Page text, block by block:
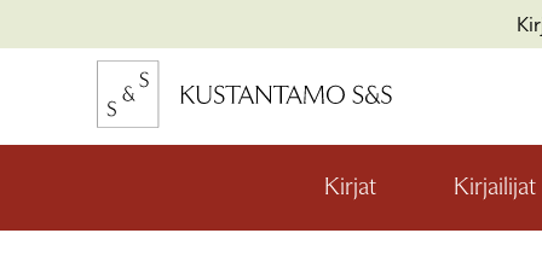
Kirjat
valikon
Kirjailijat